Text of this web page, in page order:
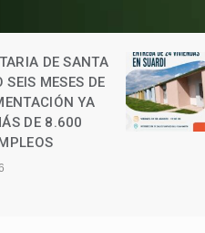
DE SANTA FE
24 VIVIENDAS